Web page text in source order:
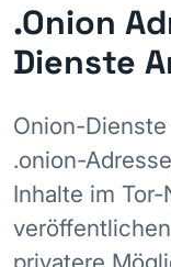
.Onion
Dienste
Onion-
.onion-
Inhalte im